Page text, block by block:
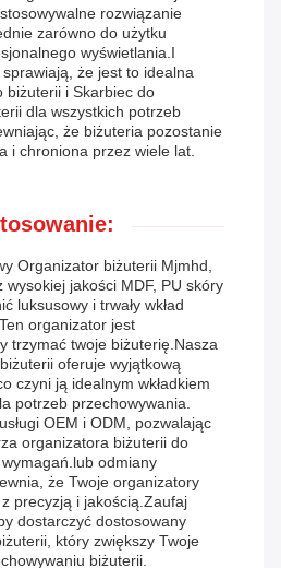
rozwiązanie
zarówno do użytku
wyświetlania.I
sprawiają, że jest to idealna
biżuterii i Skarbiec do
dla wszystkich potrzeb
że biżuteria pozostanie
i chroniona przez wiele lat.
Organizator biżuterii Mjmhd,
jakości MDF, PU skóry
luksusowy i trwały wkład
organizator jest
trzymać twoje biżuterię.Nasza
oferuje wyjątkową
czyni ją idealnym wkładkiem
potrzeb przechowywania.
OEM i ODM, pozwalając
organizatora biżuterii do
odmiany
że Twoje organizatory
precyzją i jakością.Zaufaj
dostarczyć dostosowany
który zwiększy Twoje
biżuterii.